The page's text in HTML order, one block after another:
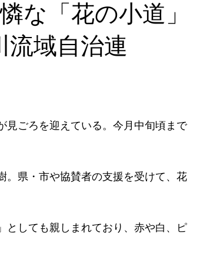
な「花の小道」
流域自治連
見ごろを迎えている。今月中旬頃まで
。県・市や協賛者の支援を受けて、花
としても親しまれており、赤や白、ピ